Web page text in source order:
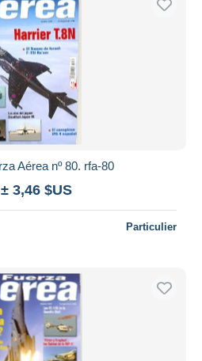
Aérea nº 80. rfa-80
± 3,46 $US
Particulier